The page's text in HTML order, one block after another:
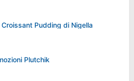
Croissant Pudding di Nigella
Plutchik